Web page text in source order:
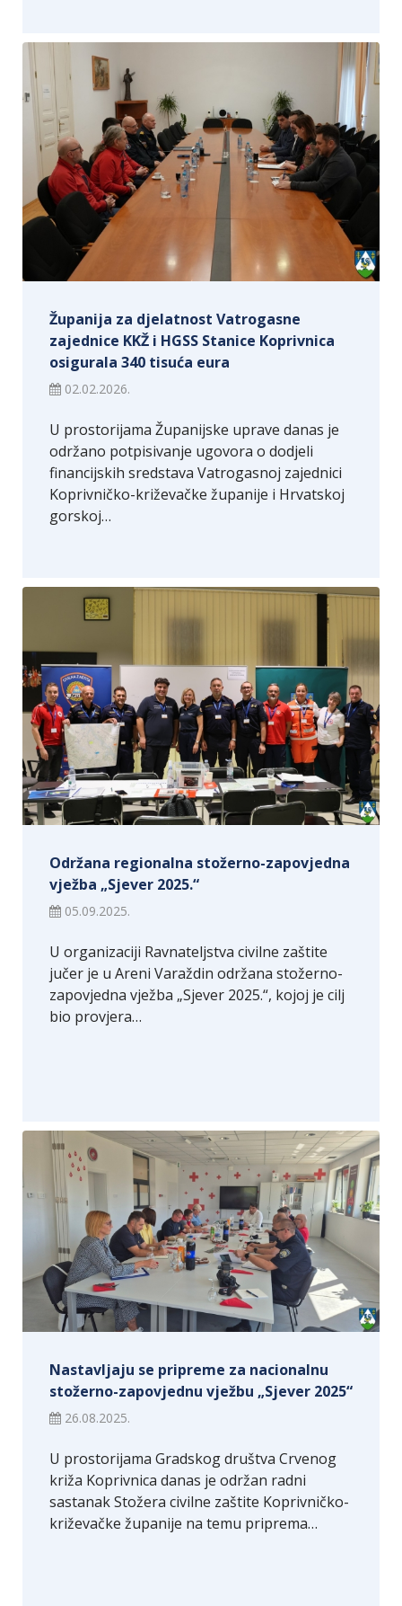
Županija za djelatnost Vatrogasne
zajednice KKŽ i HGSS Stanice Koprivnica
osigurala 340 tisuća eura
02.02.2026.
U prostorijama Županijske uprave danas je
održano potpisivanje ugovora o dodjeli
financijskih sredstava Vatrogasnoj zajednici
Koprivničko-križevačke županije i Hrvatskoj
gorskoj…
Održana regionalna stožerno-zapovjedna
vježba „Sjever 2025.“
05.09.2025.
U organizaciji Ravnateljstva civilne zaštite
jučer je u Areni Varaždin održana stožerno-
zapovjedna vježba „Sjever 2025.“, kojoj je cilj
bio provjera…
Nastavljaju se pripreme za nacionalnu
stožerno-zapovjednu vježbu „Sjever 2025“
26.08.2025.
U prostorijama Gradskog društva Crvenog
križa Koprivnica danas je održan radni
sastanak Stožera civilne zaštite Koprivničko-
križevačke županije na temu priprema…